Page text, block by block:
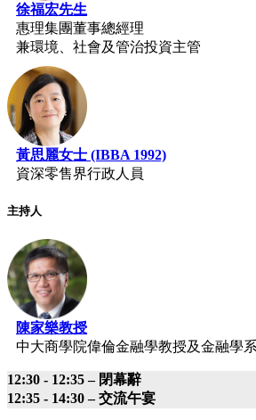
徐福宏先生
惠理集團董事總經理
兼環境、社會及管治投資主管
黃思麗女士 (IBBA 1992)
資深零售界行政人員
主持人
陳家樂教授
中大商學院偉倫金融學教授及金融學
12:30 - 12:35 – 閉幕辭
12:35 - 14:30 – 交流午宴